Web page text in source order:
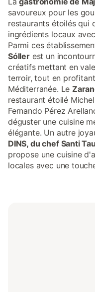
savoureux pour les
restaurants étoilés qui
ingrédients locaux
Parmi ces
Sóllerest un
créatifs mettant en
terroir, tout en
Méditerranée. Le
restaurant étoilé
Fernando Pérez
déguster une cuisine
élégante. Un autre
DINS, du chef Santi
propose une cuisine
locales avec une